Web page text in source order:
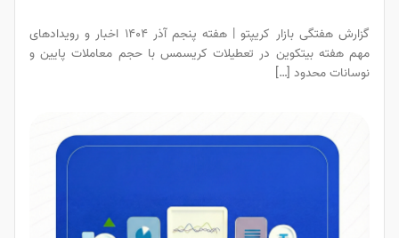
گزارش هفتگی بازار کریپتو | هفته پنجم آذر ۱۴۰۴ اخبار و رویدادهای
مهم هفته بیتکوین در تعطیلات کریسمس با حجم معاملات پایین و
نوسانات محدود […]